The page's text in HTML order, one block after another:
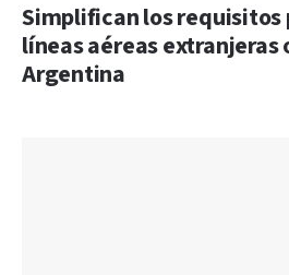
Simplifican los requisitos
líneas aéreas extranjeras
Argentina